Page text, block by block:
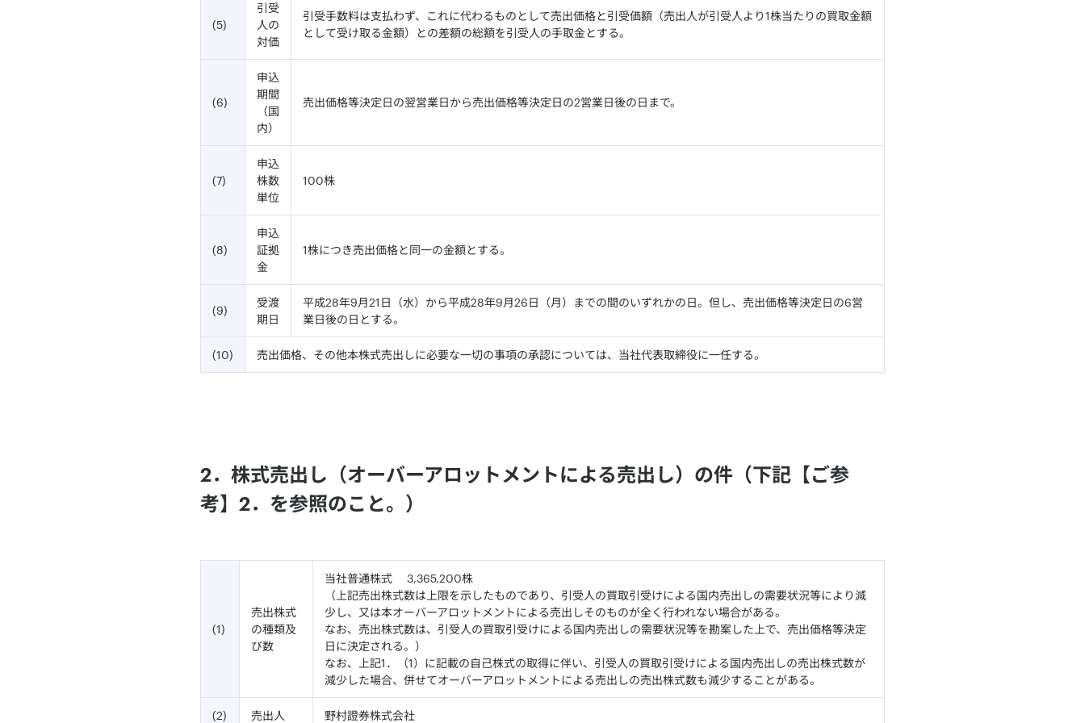
(5)
引受
人の
対価
引受手数料は支払わず、これに代わるものとして売出価格と引受価額（売出人が引受人より1株当たりの買取金額
として受け取る金額）との差額の総額を引受人の手取金とする。
(6)
申込
期間
（国
内）
売出価格等決定日の翌営業日から売出価格等決定日の2営業日後の日まで。
(7)
申込
株数
単位
100株
(8)
申込
証拠
金
1株につき売出価格と同一の金額とする。
(9)
受渡
期日
平成28年9月21日（水）から平成28年9月26日（月）までの間のいずれかの日。但し、売出価格等決定日の6営
業日後の日とする。
(10) 売出価格、その他本株式売出しに必要な一切の事項の承認については、当社代表取締役に一任する。
2．株式売出し（オーバーアロットメントによる売出し）の件（下記【ご参
考】2．を参照のこと。）
(1)
売出株式
の種類及
び数
当社普通株式 3,365,200株
（上記売出株式数は上限を示したものであり、引受人の買取引受けによる国内売出しの需要状況等により減
少し、又は本オーバーアロットメントによる売出しそのものが全く行われない場合がある。
なお、売出株式数は、引受人の買取引受けによる国内売出しの需要状況等を勘案した上で、売出価格等決定
日に決定される。）
なお、上記1．（1）に記載の自己株式の取得に伴い、引受人の買取引受けによる国内売出しの売出株式数が
減少した場合、併せてオーバーアロットメントによる売出しの売出株式数も減少することがある。
(2) 売出人 野村證券株式会社